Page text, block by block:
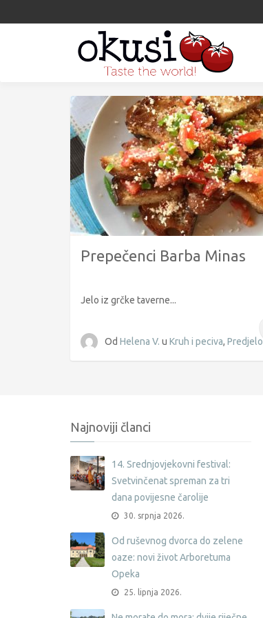
Prepečenci Barba Minas
Jelo iz grčke taverne...
Od Helena V. u Kruh i peciva, Predjelo
Najnoviji članci
14. Srednjovjekovni festival:
Svetvinčenat spreman za tri
dana povijesne čarolije
30. srpnja 2026.
Od ruševnog dvorca do zelene
oaze: novi život Arboretuma
Opeka
25. lipnja 2026.